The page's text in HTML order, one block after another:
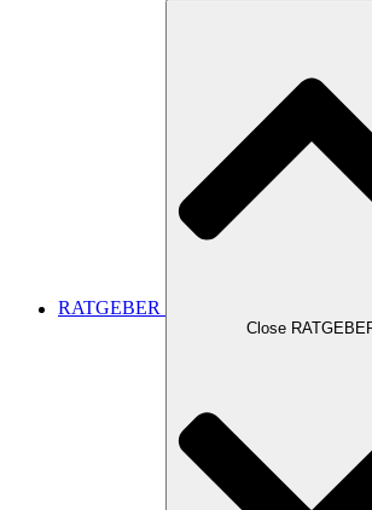
RATGEBER
Close